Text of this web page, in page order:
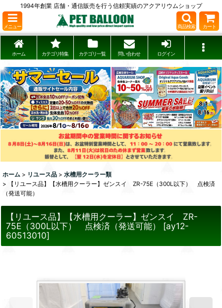
1994年創業 店舗・通信販売を行う信頼実績のアクアリウムショップ
メニュー 商品検索 カート
ホーム カテゴリ特集 カテゴリ一覧 問い合わせ ログイン
ホーム > リユース品 > 水槽用クーラー類
>
【リユース品】【水槽用クーラー】ゼンスイ ZR-75E（300L以下） 点検済
（発送可能）
【リユース品】【水槽用クーラー】ゼンスイ ZR-
75E（300L以下） 点検済（発送可能）
[ay12-
60513010]